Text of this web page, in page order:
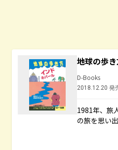
地球の歩
D-Books
2018.12.20 発
1981年、旅
の旅を思い